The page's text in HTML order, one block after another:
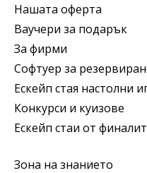
Нашата оферта
Ваучери за подарък
За фирми
Софтуер за
Ескейп стая настолни
Конкурси и куизове
Ескейп стаи от
Зона на знанието